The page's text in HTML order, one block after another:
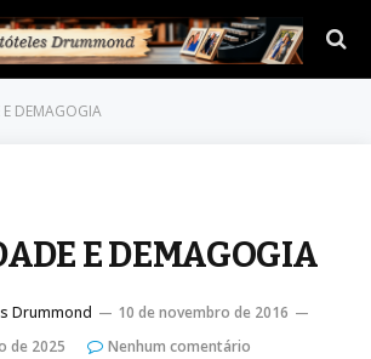
DEMAGOGIA
E DEMAGOGIA
Drummond
10 de novembro de 2016
de 2025
Nenhum comentário